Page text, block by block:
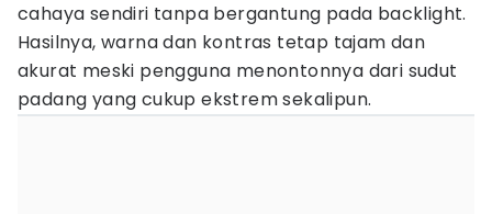
cahaya sendiri tanpa bergantung pada backlight.
Hasilnya, warna dan kontras tetap tajam dan
akurat meski pengguna menontonnya dari sudut
padang yang cukup ekstrem sekalipun.